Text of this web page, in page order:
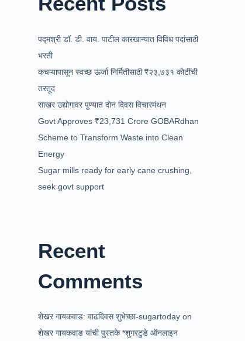
पद्मश्री डॉ. डी. वाय. पाटील कारखान्यात विविध पदांसाठी
भरती
कचऱ्यापासून स्वच्छ ऊर्जा निर्मितीसाठी ₹२३,७३१ कोटींची
तरतूद
साखर उद्योगावर पुण्यात दोन दिवस विचारमंथन
Govt Approves ₹23,731 Crore GOBARdhan
Scheme to Transform Waste into Clean
Energy
Sugar mills ready for early cane crushing,
seek govt support
Recent
Comments
शेखर गायकवाड: वाढदिवस शुभेच्छा-sugartoday on
शेखर गायकवाड यांची पुस्तके *शुगरटुडे ऑनलाइन